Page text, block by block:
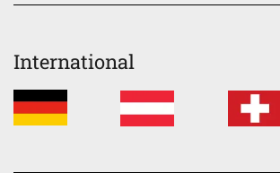
International